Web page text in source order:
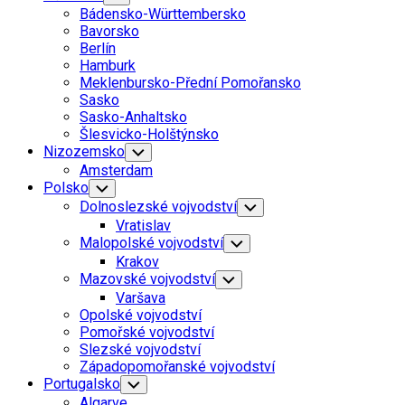
Child
Menu
Bádensko-Württembersko
Bavorsko
Berlín
Hamburk
Meklenbursko-Přední Pomořansko
Sasko
Sasko-Anhaltsko
Šlesvicko-Holštýnsko
Nizozemsko Toggle
Child
Menu
Amsterdam
Polsko Toggle
Child
Menu
Dolnoslezské vojvodství Toggle
Child
Menu
Vratislav
Malopolské vojvodství Toggle
Child
Menu
Krakov
Mazovské vojvodství Toggle
Child
Varšava
Opolské vojvodství
Pomořské vojvodství
Slezské vojvodství
Západopomořanské vojvodství
Portugalsko Toggle
Child